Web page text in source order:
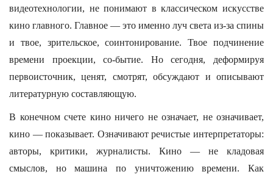
видеотехнологии, не понимают в классическом искусстве
кино главного. Главное — это именно луч света из-за спины
и твое, зрительское, соинтонирование. Твое подчинение
времени проекции, со-бытие. Но сегодня, деформируя
первоисточник, ценят, смотрят, обсуждают и описывают
литературную составляющую.
В конечном счете кино ничего не означает, не означивает,
кино — показывает. Означивают речистые интерпретаторы:
авторы, критики, журналисты. Кино — не кладовая
смыслов, но машина по уничтожению времени. Как